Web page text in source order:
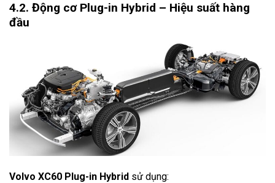
4.2. Động cơ Plug-in Hybrid – Hiệu suất hàng
đầu
Volvo XC60 Plug-in Hybrid sử dụng: